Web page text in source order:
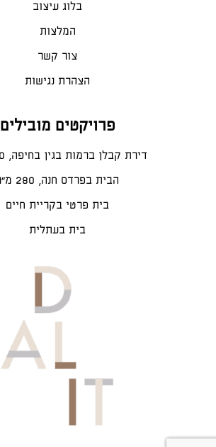
בלוג עיצוב
המלצות
צור קשר
הצהרת נגישות
פרויקטים מובילים
דירת קבלן ברמות בגין בחיפה, 130 מ"ר
הבית בפרדס חנה, 280 מ״ר
בית פרטי בקריית חיים
בית בעתלית